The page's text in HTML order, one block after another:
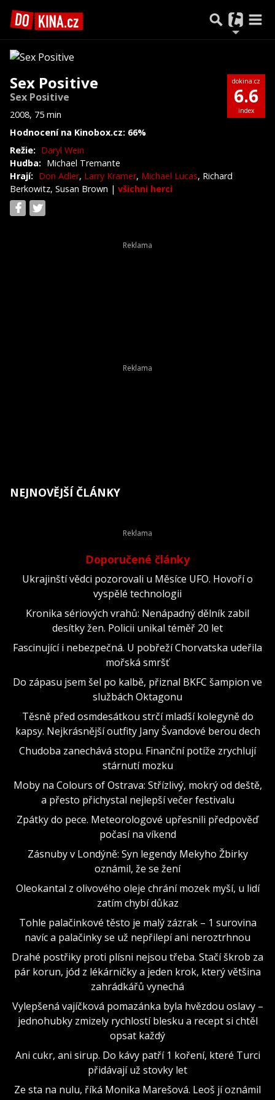
Sex Positive
Sex Positive
2008, 75 min
Hodnocení na Kinobox.cz: 66%
dokina.cz
6.6
index
Režie: Daryl Wein
Hudba: Michael Tremante
Hrají: Don Adler, Larry Kramer, Michael Lucas, Richard
Berkowitz, Susan Brown | všichni herci
NEJNOVĚJŠÍ ČLÁNKY
Doporučené články
Ukrajinští vědci pozorovali u Měsíce UFO. Hovoří o
vyspělé technologii
Kronika sériových vrahů: Nenápadný dělník zabil
desítky žen. Policii unikal téměř 20 let
Fascinující i nebezpečná. U pobřeží Chorvatska udeřila
mořská smršť
Do zápasu jsem šel po kalbě, přiznal BKFC šampion ve
službách Oktagonu
Těsně před osmdesátkou strčí mladší kolegyně do
kapsy. Nejkrásnější outfity Jany Švandové berou dech
Chudoba zanechává stopu. Finanční potíže zrychlují
stárnutí mozku
Moby na Colours of Ostrava: Střízlivý, mokrý od deště,
a přesto přichystal nejlepší večer festivalu
Zpátky do pece. Meteorologové upřesnili předpověď
počasí na víkend
Zásnuby v Londýně: Syn legendy Mekyho Žbirky
oznámil, že se žení
Oleokantal z olivového oleje chrání mozek myší, u lidí
zatím chybí důkaz
Tohle palačinkové těsto je malý zázrak – 1 surovina
navíc a palačinky se už nepřilepí ani neroztrhnou
Drahé postřiky proti plísni nejsou třeba. Stačí škrob za
pár korun, jód z lékárničky a jeden krok, který většina
zahrádkářů vynechá
Vylepšená vajíčková pomazánka byla hvězdou oslavy –
jednohubky zmizely rychlostí blesku a recept si chtěl
opsat každý
Ani cukr, ani sirup. Do kávy patří 1 koření, které Turci
přidávají už stovky let
Ze sta na nulu, říká Monika Marešová. Leoš jí oznámil